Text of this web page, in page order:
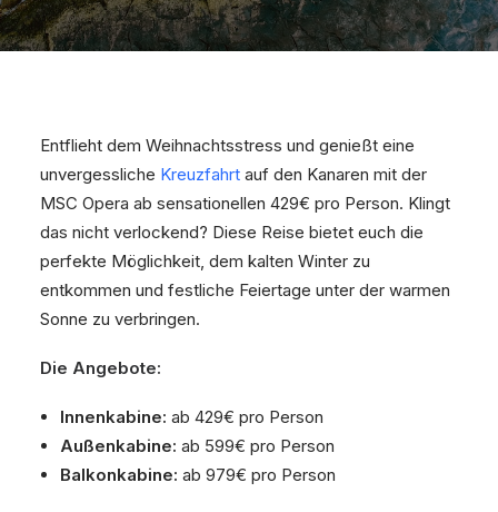
Entflieht dem Weihnachtsstress und genießt eine
unvergessliche Kreuzfahrt auf den Kanaren mit der
MSC Opera ab sensationellen 429€ pro Person. Klingt
das nicht verlockend? Diese Reise bietet euch die
perfekte Möglichkeit, dem kalten Winter zu
entkommen und festliche Feiertage unter der warmen
Sonne zu verbringen.
Die Angebote:
Innenkabine: ab 429€ pro Person
Außenkabine: ab 599€ pro Person
Balkonkabine: ab 979€ pro Person